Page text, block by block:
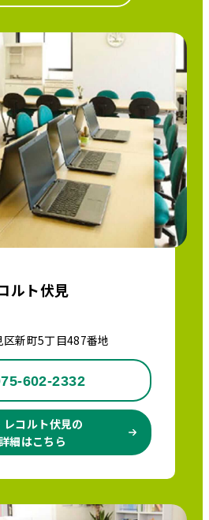
ルト伏見
新町5丁目487番地
602-2332
レコルト伏見の
細はこちら